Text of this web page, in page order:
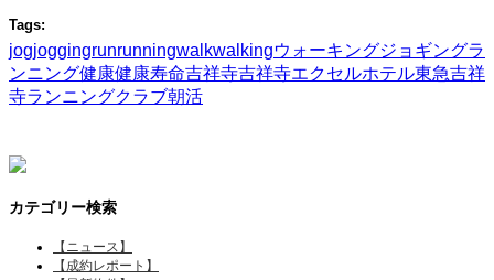
Tags:
jogjoggingrunrunningwalkwalkingウォーキングジョギングラ
ンニング健康健康寿命吉祥寺吉祥寺エクセルホテル東急吉祥
寺ランニングクラブ朝活
カテゴリー検索
【ニュース】
【成約レポート】